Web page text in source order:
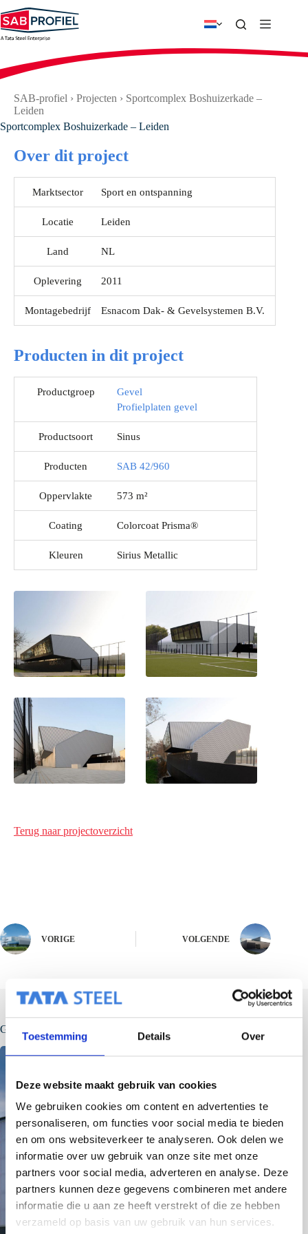
Toestemming Details Over
Deze website maakt gebruik van cookies
We gebruiken cookies om content en advertenties te
personaliseren, om functies voor social media te bieden
en om ons websiteverkeer te analyseren. Ook delen we
informatie over uw gebruik van onze site met onze
partners voor social media, adverteren en analyse. Deze
partners kunnen deze gegevens combineren met andere
informatie die u aan ze heeft verstrekt of die ze hebben
verzameld op basis van uw gebruik van hun services.
naar
de
inhoud
SAB-profiel › Projecten › Sportcomplex Boshuizerkade –
Leiden
Sportcomplex Boshuizerkade – Leiden
Over dit project
Marktsector Sport en ontspanning
Locatie Leiden
Land NL
Oplevering 2011
Montagebedrijf Esnacom Dak- & Gevelsystemen B.V.
Producten in dit project
Productgroep
Gevel
Profielplaten gevel
Productsoort Sinus
Producten SAB 42/960
Oppervlakte 573 m²
Coating Colorcoat Prisma®
Kleuren Sirius Metallic
Terug naar projectoverzicht
VORIGE VOLGENDE
Gerelateerde berichten